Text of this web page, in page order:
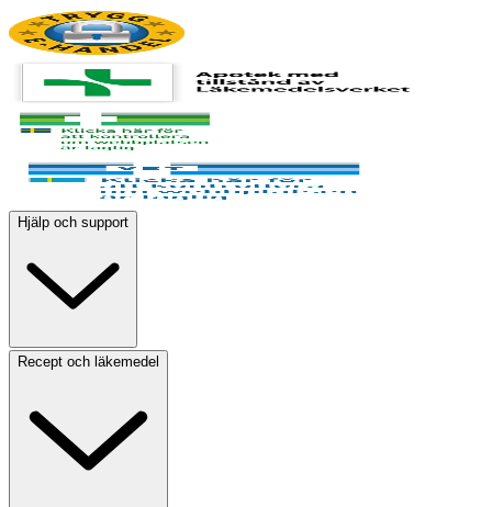
Hjälp och support
Recept och läkemedel